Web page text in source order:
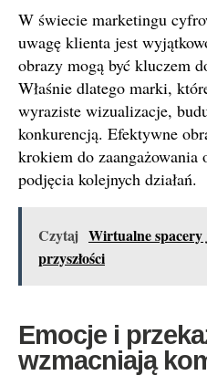
W świecie marketingu
uwagę klienta jest
obrazy mogą być kluczem
Właśnie dlatego marki,
wyraziste wizualizacje,
konkurencją. Efektywne
krokiem do zaangażowania
podjęcia kolejnych działań.
Czytaj Wirtualne
przyszłości
Emocje i
wzmacniają